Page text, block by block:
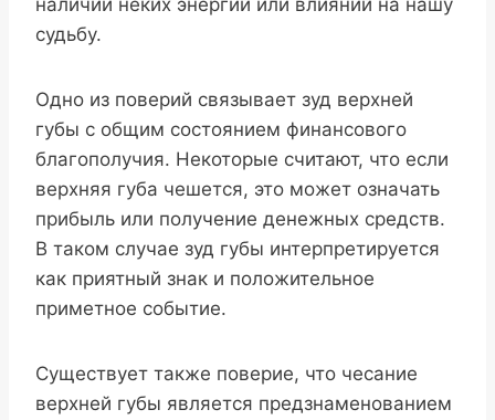
судьбу.
Одно из поверий связывает зуд верхней
губы с общим состоянием финансового
благополучия. Некоторые считают, что если
верхняя губа чешется, это может означать
прибыль или получение денежных средств.
В таком случае зуд губы интерпретируется
как приятный знак и положительное
приметное событие.
Существует также поверие, что чесание
верхней губы является предзнаменованием